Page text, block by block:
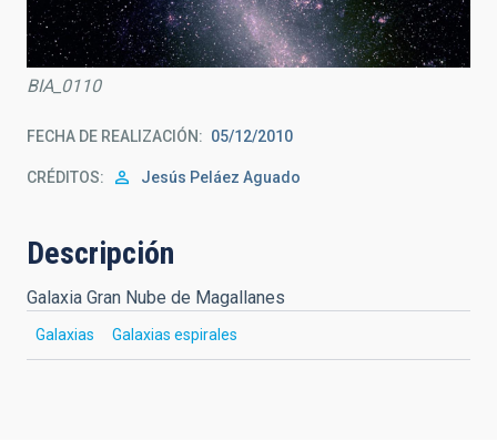
BIA_0110
FECHA DE REALIZACIÓN 05/12/2010
CRÉDITOS Jesús Peláez Aguado
Descripción
Galaxia Gran Nube de Magallanes
Galaxias Galaxias espirales